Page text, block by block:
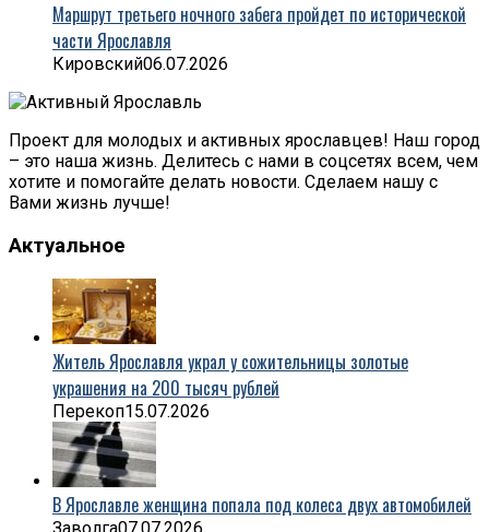
Маршрут третьего ночного забега пройдет по исторической
части Ярославля
Кировский06.07.2026
Проект для молодых и активных ярославцев! Наш город
– это наша жизнь. Делитесь с нами в соцсетях всем, чем
хотите и помогайте делать новости. Сделаем нашу с
Вами жизнь лучше!
Актуальное
Житель Ярославля украл у сожительницы золотые
украшения на 200 тысяч рублей
Перекоп15.07.2026
В Ярославле женщина попала под колеса двух автомобилей
Заволга07.07.2026